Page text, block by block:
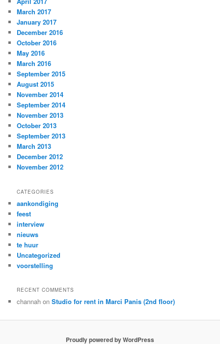
March 2017
January 2017
December 2016
October 2016
May 2016
March 2016
September 2015
August 2015
November 2014
September 2014
November 2013
October 2013
September 2013
March 2013
December 2012
November 2012
CATEGORIES
aankondiging
feest
interview
nieuws
te huur
Uncategorized
voorstelling
RECENT COMMENTS
channah onStudio for rent in Marci Panis (2nd floor)
Proudly powered by WordPress